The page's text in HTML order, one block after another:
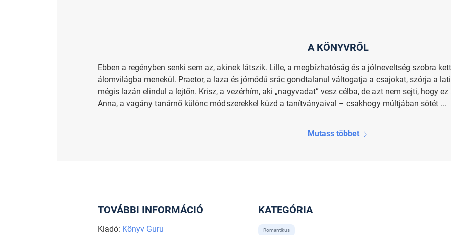
A KÖNYVRŐL
Ebben a regényben senki sem az, akinek látszik. Lille, a megbízhatóság és a jólneveltség szobra
álomvilágba menekül. Praetor, a laza és jómódú srác gondtalanul váltogatja a csajokat, szórja a
mégis lazán elindul a lejtőn. Krisz, a vezérhím, aki „nagyvadat” vesz célba, de azt nem sejti, hogy
Anna, a vagány tanárnő különc módszerekkel küzd a tanítványaival – csakhogy múltjában sötét ...
Mutass többet
TOVÁBBI INFORMÁCIÓ
Kiadó: Könyv Guru
KATEGÓRIA
Romantikus